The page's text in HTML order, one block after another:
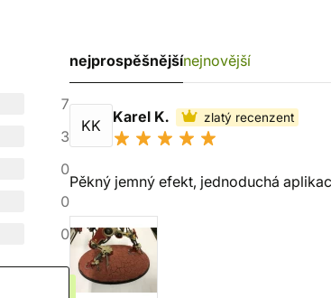
7
3
0
0
0
nejprospěšnějšínejnovější
KK Karel K. zlatý recenzent
Pěkný jemný efekt, jednoduchá